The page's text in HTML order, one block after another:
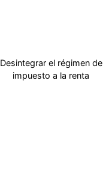
Desintegrar el régimen de
impuesto a la renta